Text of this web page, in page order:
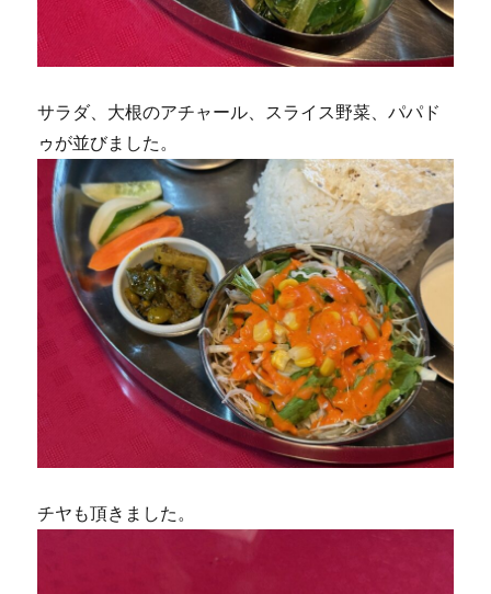
サラダ、大根のアチャール、スライス野菜、パパド
ゥが並びました。
チヤも頂きました。